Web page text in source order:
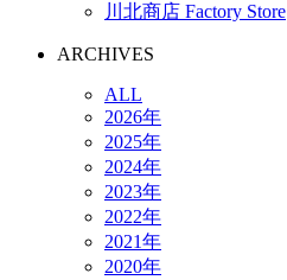
川北商店 Factory Store
ARCHIVES
ALL
2026年
2025年
2024年
2023年
2022年
2021年
2020年